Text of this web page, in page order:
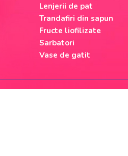
Lenjerii de pat
Trandafiri din sapun
Fructe liofilizate
Sarbatori
Vase de gatit